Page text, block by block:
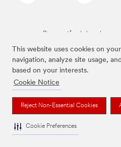
This website uses cookies on
navigation, analyze site usage,
based on your interests.
Cookie Notice
Reject Non-Essential Cookies
Cookie Preferences
De ovenstående brands er